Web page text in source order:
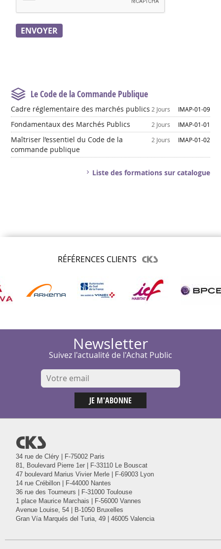
Le Code de la Commande Publique
Cadre réglementaire des marchés publics 2 Jours IMAP-01-09
Fondamentaux des Marchés Publics 2 Jours IMAP-01-01
Maîtriser l’essentiel du Code de la
commande publique
2 Jours IMAP-01-02
Liste des formations sur catalogue
RÉFÉRENCES CLIENTS
Newsletter
Suivez l'actualité de l'Achat Public
@
34 rue de Cléry | F-75002 Paris
81, Boulevard Pierre 1er | F-33110 Le Bouscat
47 boulevard Marius Vivier Merle | F-69003 Lyon
14 rue Crébillon | F-44000 Nantes
36 rue des Tourneurs | F-31000 Toulouse
1 place Maurice Marchais | F-56000 Vannes
Avenue Louise, 54 | B-1050 Bruxelles
Gran Vía Marqués del Turia, 49 | 46005 Valencia